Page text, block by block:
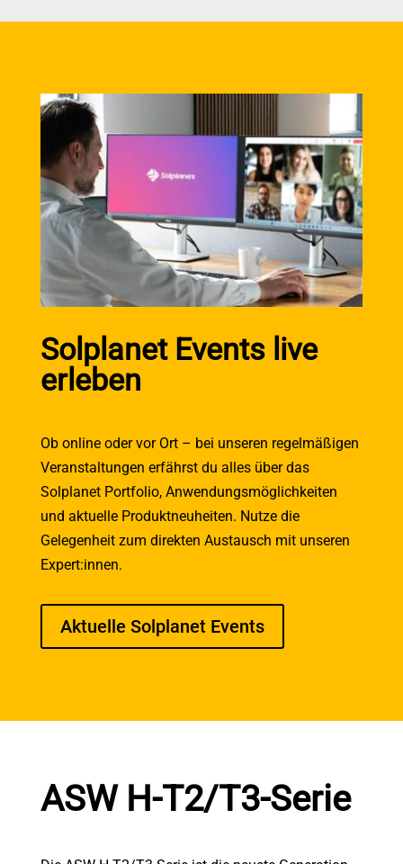
Solplanet Events live
erleben
Ob online oder vor Ort – bei unseren regelmäßigen
Veranstaltungen erfährst du alles über das
Solplanet Portfolio, Anwendungsmöglichkeiten
und aktuelle Produktneuheiten. Nutze die
Gelegenheit zum direkten Austausch mit unseren
Expert:innen.
Aktuelle Solplanet Events
ASW H-T2/T3-Serie